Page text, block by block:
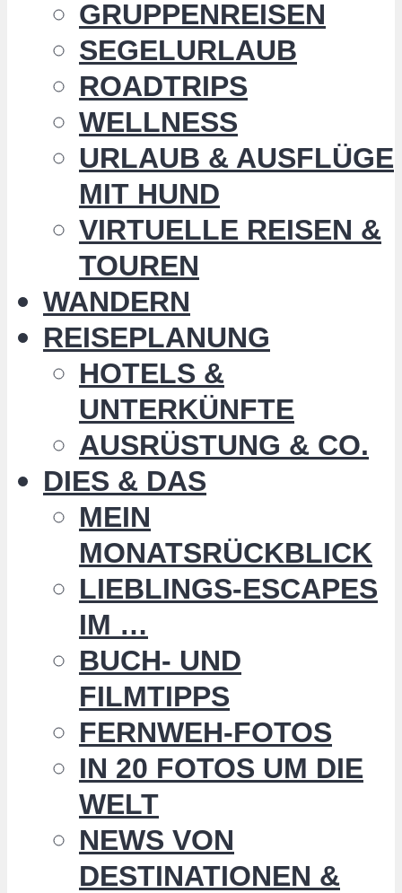
GRUPPENREISEN
SEGELURLAUB
ROADTRIPS
WELLNESS
URLAUB & AUSFLÜGE
MIT HUND
VIRTUELLE REISEN &
TOUREN
WANDERN
REISEPLANUNG
HOTELS &
UNTERKÜNFTE
AUSRÜSTUNG & CO.
DIES & DAS
MEIN
MONATSRÜCKBLICK
LIEBLINGS-ESCAPES
IM …
BUCH- UND
FILMTIPPS
FERNWEH-FOTOS
IN 20 FOTOS UM DIE
WELT
NEWS VON
DESTINATIONEN &